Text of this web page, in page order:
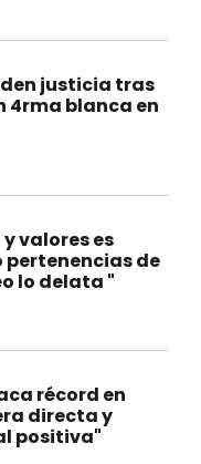
justicia tras
4rma blanca en
valores es
de
lo delata "
récord en
directa y
positiva"